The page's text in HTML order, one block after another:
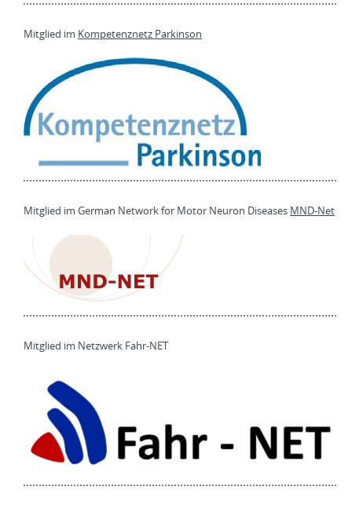
Mitglied im Kompetenznetz Parkinson
Mitglied im German Network for Motor Neuron Diseases MND-Net
Mitglied im Netzwerk Fahr-NET